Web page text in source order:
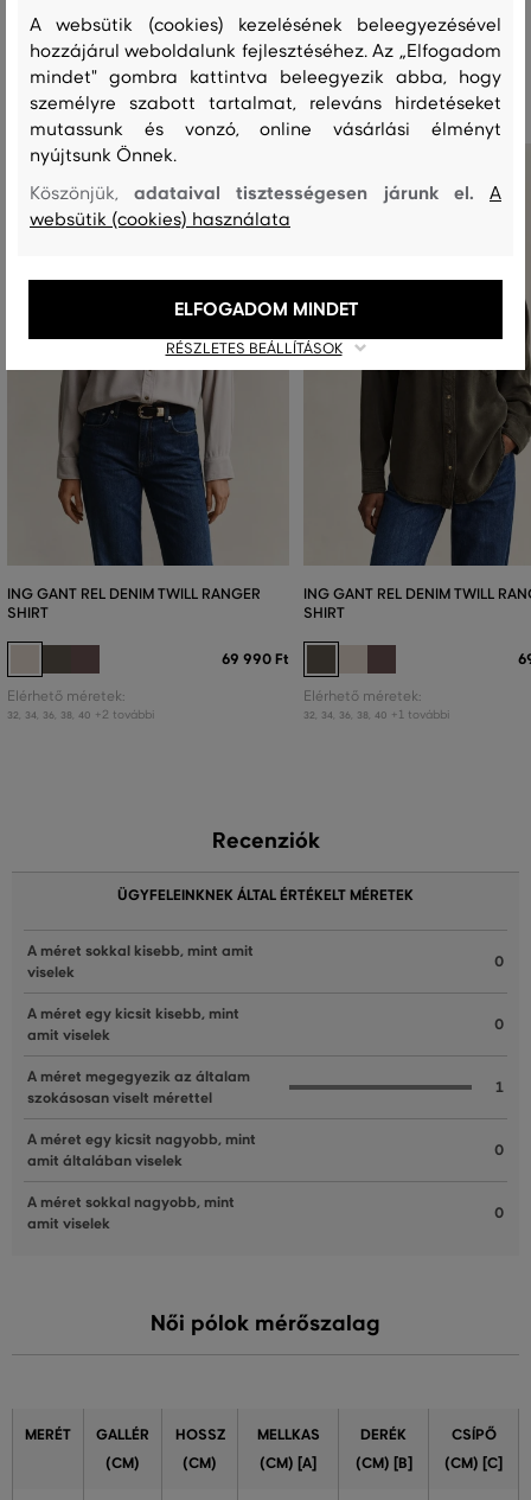
Ajánlott termékek
ING GANT REL DENIM TWILL RANGER
SHIRT
69 990 Ft
Elérhető méretek:
32 34 36 38 40 +2 további
ING GANT REL DENIM TWILL
SHIRT
Elérhető méretek:
32 34 36 38 40 +1 további
Recenziók
ÜGYFELEINKNEK ÁLTAL ÉRTÉKELT MÉRETEK
A méret sokkal kisebb, mint amit
viselek
0
A méret egy kicsit kisebb, mint
amit viselek
0
A méret megegyezik az általam
szokásosan viselt mérettel
1
A méret egy kicsit nagyobb, mint
amit általában viselek
0
A méret sokkal nagyobb, mint
amit viselek
0
Női pólok mérőszalag
MERÉT
GALLÉR
(CM)
HOSSZ
(CM)
MELLKAS
(CM) [A]
DERÉK
(CM) [B]
CSÍPŐ
(CM) [C]
A websütik (cookies) kezelésének beleegyezésével
hozzájárul weboldalunk fejlesztéséhez. Az „Elfogadom
mindet" gombra kattintva beleegyezik abba, hogy
személyre szabott tartalmat, releváns hirdetéseket
mutassunk és vonzó, online vásárlási élményt
nyújtsunk Önnek.
Köszönjük,adataival tisztességesen járunk el.A
websütik (cookies) használata
RÉSZLETES BEÁLLÍTÁSOK
ELFOGADOM MINDET